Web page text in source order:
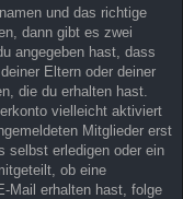
und das richtige
dann gibt es zwei
angegeben hast, dass
Eltern oder deiner
die du erhalten hast.
vielleicht aktiviert
Mitglieder erst
selbst erledigen oder ein
ob eine
Mail erhalten hast, folge